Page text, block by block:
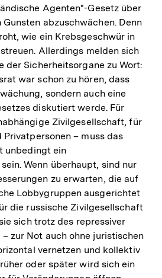
Agenten"-Gesetz über
abzuschwächen. Denn
wie ein Krebsgeschwür in
Allerdings melden sich
der Sicherheitsorgane zu Wort:
war schon zu hören, dass
sondern auch eine
diskutiert werde. Für
Zivilgesellschaft, für
– muss das
unbedingt ein
Wenn überhaupt, sind nur
zu erwarten, die auf
Lobbygruppen ausgerichtet
die russische Zivilgesellschaft
sich trotz des repressiver
zur Not auch ohne juristischen
vernetzen und kollektiv
oder später wird sich ein